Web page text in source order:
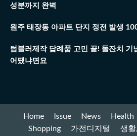
성분까지 완벽
원주 태장동 아파트 단지 정전 발생
텀블러제작 답례품 고민 끝! 돌잔치 기
어땠냐면요
Home Issue News Health
Shopping
가전디지털 생활